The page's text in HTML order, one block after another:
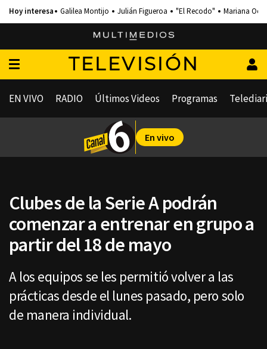
Galilea Montijo Julián Figueroa "El Recodo" Mariana
TELEVISIÓN
EN VIVO RADIO Últimos Videos Programas
En vivo
Clubes de la Serie A podrán
comenzar a entrenar en grupo a
partir del 18 de mayo
A los equipos se les permitió volver a las
prácticas desde el lunes pasado, pero solo
de manera individual.